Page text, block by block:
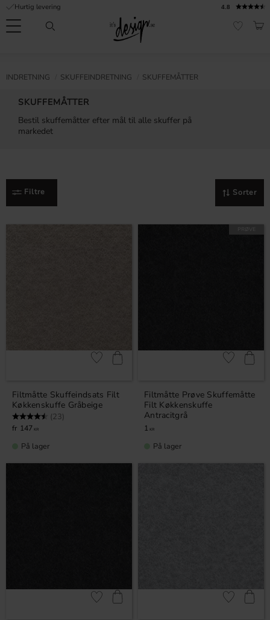
Menu
4.8
Hurtig levering
INDRETNING SKUFFEINDRETNING SKUFFEMÅTTER
SKUFFEMÅTTER
Bestil skuffemåtter efter mål til alle skuffer på
markedet
Filtre Sorter
Filtmåtte Skuffeindsats Filt
Køkkenskuffe Gråbeige
Vurdering: (23)
147 KR
Gem som favorit
På lager
Filtmåtte Prøve Skuffemåtte
Filt Køkkenskuffe
Antracitgrå
1 KR
PRØVE
Gem som
På lager
Gem som favorit Gem som
Ofte stillede
spørgsmål
sider |